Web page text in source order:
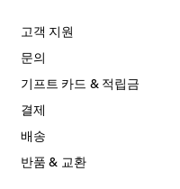
고객 지원
문의
기프트 카드 & 적립금
결제
배송
반품 & 교환